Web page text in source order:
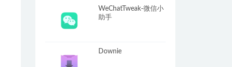
WeChatTweak-微信小
助手
Downie